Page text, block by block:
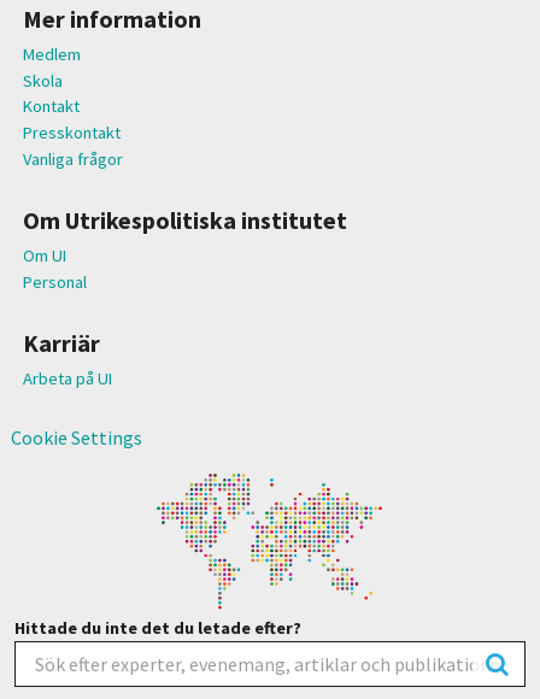
Mer information
Medlem
Skola
Kontakt
Presskontakt
Vanliga frågor
Om Utrikespolitiska institutet
Om UI
Personal
Karriär
Arbeta på UI
Cookie Settings
Hittade du inte det du letade efter?